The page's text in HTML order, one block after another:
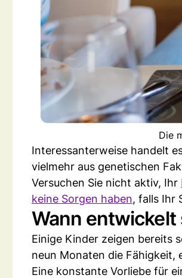
Die
Interessanterweise handelt
vielmehr aus genetischen
Versuchen Sie nicht aktiv, Ihr
keine Sorgen haben, falls Ihr
Wann entwickelt
Einige Kinder zeigen bereits
neun Monaten die Fähigkeit,
Eine konstante Vorliebe für